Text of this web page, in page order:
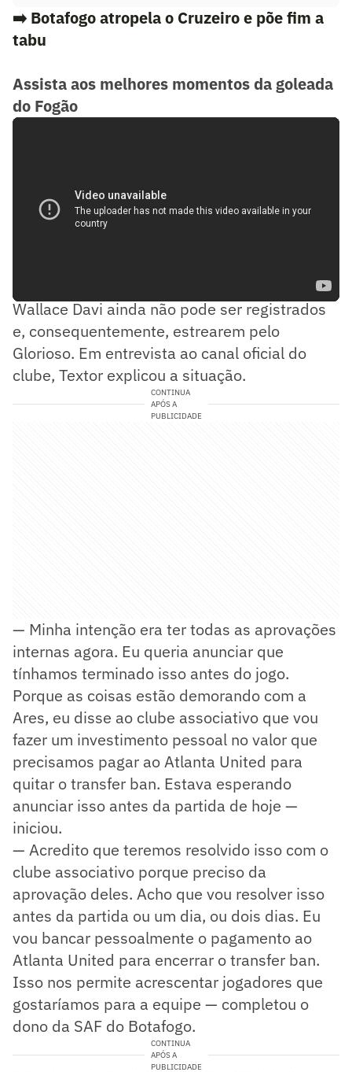
➡️ Botafogo atropela o Cruzeiro e põe fim a
tabu
Assista aos melhores momentos da goleada
do Fogão
Com isso, Lucas Villalba, Ythallo, Riquelme e
Wallace Davi ainda não pode ser registrados
e, consequentemente, estrearem pelo
Glorioso. Em entrevista ao canal oficial do
clube, Textor explicou a situação.
CONTINUA
APÓS A
PUBLICIDADE
— Minha intenção era ter todas as aprovações
internas agora. Eu queria anunciar que
tínhamos terminado isso antes do jogo.
Porque as coisas estão demorando com a
Ares, eu disse ao clube associativo que vou
fazer um investimento pessoal no valor que
precisamos pagar ao Atlanta United para
quitar o transfer ban. Estava esperando
anunciar isso antes da partida de hoje —
iniciou.
— Acredito que teremos resolvido isso com o
clube associativo porque preciso da
aprovação deles. Acho que vou resolver isso
antes da partida ou um dia, ou dois dias. Eu
vou bancar pessoalmente o pagamento ao
Atlanta United para encerrar o transfer ban.
Isso nos permite acrescentar jogadores que
gostaríamos para a equipe — completou o
dono da SAF do Botafogo.
CONTINUA
APÓS A
PUBLICIDADE